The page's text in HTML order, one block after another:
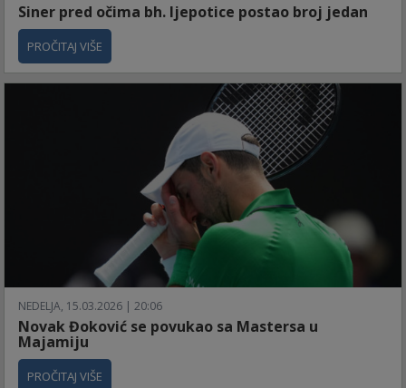
Siner pred očima bh. ljepotice postao broj jedan
PROČITAJ VIŠE
NEDELJA, 15.03.2026 | 20:06
Novak Đoković se povukao sa Mastersa u
Majamiju
PROČITAJ VIŠE